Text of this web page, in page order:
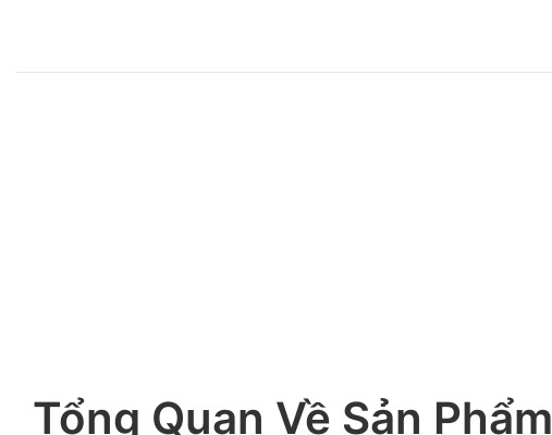
Tổng Quan Về Sản Phẩm